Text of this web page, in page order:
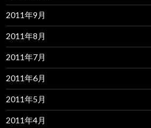
2011年9月
2011年8月
2011年7月
2011年6月
2011年5月
2011年4月